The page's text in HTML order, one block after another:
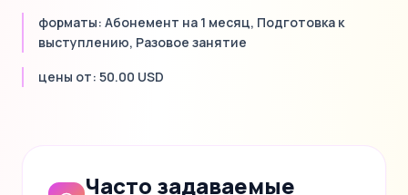
форматы: Абонемент на 1 месяц, Подготовка к
выступлению, Разовое занятие
цены от: 50.00 USD
Часто задаваемые